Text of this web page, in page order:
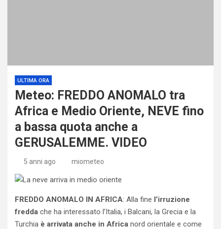
ULTIMA ORA
Meteo: FREDDO ANOMALO tra
Africa e Medio Oriente, NEVE fino
a bassa quota anche a
GERUSALEMME. VIDEO
5 anni ago miometeo
FREDDO ANOMALO IN AFRICA: Alla fine l’irruzione
fredda che ha interessato l’Italia, i Balcani, la Grecia e la
Turchia è arrivata anche in Africa nord orientale e come